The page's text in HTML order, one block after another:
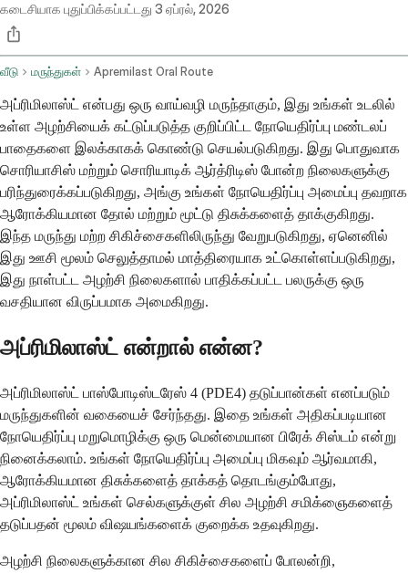
கடைசியாக புதுப்பிக்கப்பட்டது 3 ஏப்ரல், 2026
வீடு மருந்துகள் Apremilast Oral Route
அப்ரிமிலாஸ்ட் என்பது ஒரு வாய்வழி மருந்தாகும், இது உங்கள் உடலில்
உள்ள அழற்சியைக் கட்டுப்படுத்த குறிப்பிட்ட நோயெதிர்ப்பு மண்டலப்
பாதைகளை இலக்காகக் கொண்டு செயல்படுகிறது. இது பொதுவாக
சொரியாசிஸ் மற்றும் சொரியாடிக் ஆர்த்ரிடிஸ் போன்ற நிலைகளுக்கு
பரிந்துரைக்கப்படுகிறது, அங்கு உங்கள் நோயெதிர்ப்பு அமைப்பு தவறாக
ஆரோக்கியமான தோல் மற்றும் மூட்டு திசுக்களைத் தாக்குகிறது.
இந்த மருந்து மற்ற சிகிச்சைகளிலிருந்து வேறுபடுகிறது, ஏனெனில்
இது ஊசி மூலம் செலுத்தாமல் மாத்திரையாக உட்கொள்ளப்படுகிறது,
இது நாள்பட்ட அழற்சி நிலைகளால் பாதிக்கப்பட்ட பலருக்கு ஒரு
வசதியான விருப்பமாக அமைகிறது.
அப்ரிமிலாஸ்ட் என்றால் என்ன?
அப்ரிமிலாஸ்ட் பாஸ்போடிஸ்டரேஸ் 4 (PDE4) தடுப்பான்கள் எனப்படும்
மருந்துகளின் வகையைச் சேர்ந்தது. இதை உங்கள் அதிகப்படியான
நோயெதிர்ப்பு மறுமொழிக்கு ஒரு மென்மையான பிரேக் சிஸ்டம் என்று
நினைக்கலாம். உங்கள் நோயெதிர்ப்பு அமைப்பு மிகவும் ஆர்வமாகி,
ஆரோக்கியமான திசுக்களைத் தாக்கத் தொடங்கும்போது, ​​
அப்ரிமிலாஸ்ட் உங்கள் செல்களுக்குள் சில அழற்சி சமிக்ஞைகளைத்
தடுப்பதன் மூலம் விஷயங்களைக் குறைக்க உதவுகிறது.
அழற்சி நிலைகளுக்கான சில சிகிச்சைகளைப் போலன்றி,